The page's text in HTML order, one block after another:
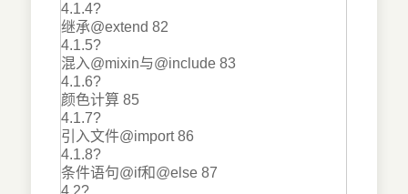
4.1.4?
继承@extend 82
4.1.5?
混入@mixin与@include 83
4.1.6?
颜色计算 85
4.1.7?
引入文件@import 86
4.1.8?
条件语句@if和@else 87